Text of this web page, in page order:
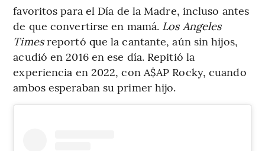
favoritos para el Día de la Madre, incluso antes
de que convertirse en mamá. Los Angeles
Timesreportó que la cantante, aún sin hijos,
acudió en 2016 en ese día. Repitió la
experiencia en 2022, con A$AP Rocky, cuando
ambos esperaban su primer hijo.